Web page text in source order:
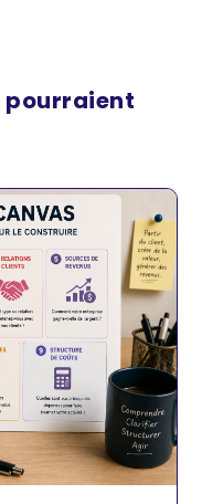
pourraient